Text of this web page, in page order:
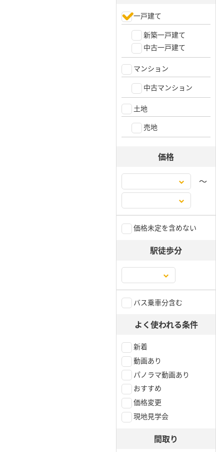
一戸建て
新築一戸建て
中古一戸建て
マンション
中古マンション
土地
売地
価格
〜
価格未定を含めない
駅徒歩分
バス乗車分含む
よく使われる条件
新着
動画あり
パノラマ動画あり
おすすめ
価格変更
現地見学会
間取り